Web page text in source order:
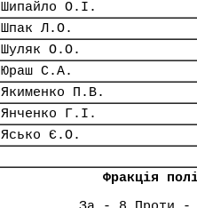
Шипайло О.І.
Шпак Л.О.
Шуляк О.О.
Юраш С.А.
Якименко П.В.
Янченко Г.І.
Ясько Є.О.
Фракція